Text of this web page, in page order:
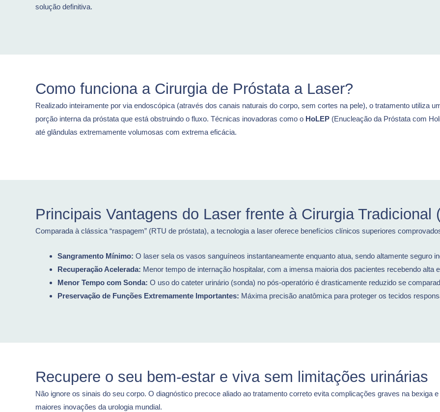
solução definitiva.
Como funciona a Cirurgia de Próstata a Laser?
Realizado inteiramente por via endoscópica (através dos canais naturais do corpo, sem cortes na pele), o tratamento utiliza
porção interna da próstata que está obstruindo o fluxo. Técnicas inovadoras como o HoLEP (Enucleação da Próstata com
até glândulas extremamente volumosas com extrema eficácia.
Principais Vantagens do Laser frente à Cirurgia Tradicional
Comparada à clássica “raspagem” (RTU de próstata), a tecnologia a laser oferece benefícios clínicos superiores
Sangramento Mínimo: O laser sela os vasos sanguíneos instantaneamente enquanto atua, sendo altamente seguro
Recuperação Acelerada: Menor tempo de internação hospitalar, com a imensa maioria dos pacientes recebendo alta
Menor Tempo com Sonda: O uso do cateter urinário (sonda) no pós-operatório é drasticamente reduzido se
Preservação de Funções Extremamente Importantes: Máxima precisão anatômica para proteger os tecidos
Recupere o seu bem-estar e viva sem limitações urinárias
Não ignore os sinais do seu corpo. O diagnóstico precoce aliado ao tratamento correto evita complicações graves na bexiga
maiores inovações da urologia mundial.